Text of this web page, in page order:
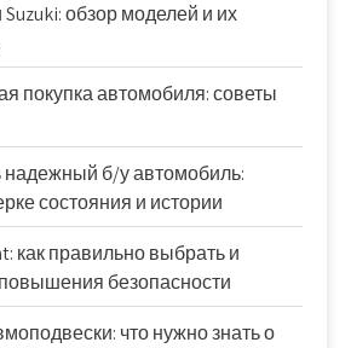
обзор моделей и их
покупка автомобиля: советы
надежный б/у автомобиль:
состояния и истории
как правильно выбрать и
безопасности
что нужно знать о